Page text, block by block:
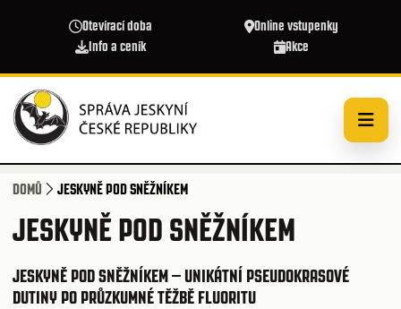
Otevírací doba
Online vstupenky
Info a ceník
Akce
DOMŮ JESKYNĚ POD SNĚŽNÍKEM
JESKYNĚ POD SNĚŽNÍKEM
JESKYNĚ POD SNĚŽNÍKEM – UNIKÁTNÍ PSEUDOKRASOVÉ
DUTINY PO PRŮZKUMNÉ TĚŽBĚ FLUORITU